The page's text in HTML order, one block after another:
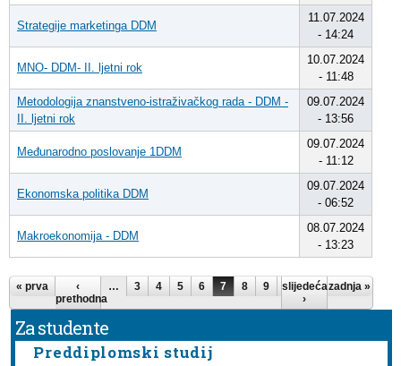
Strategije marketinga DDM
11.07.2024
- 14:24
MNO- DDM- II. ljetni rok
10.07.2024
- 11:48
Metodologija znanstveno-istraživačkog rada - DDM -
II. ljetni rok
09.07.2024
- 13:56
Međunarodno poslovanje 1DDM
09.07.2024
- 11:12
Ekonomska politika DDM
09.07.2024
- 06:52
Makroekonomija - DDM
08.07.2024
- 13:23
Stranice
« prva
‹
prethodna
… 3 4 5 6 7 8 9 10 11 …
slijedeća
›
zadnja »
Za studente
Preddiplomski studij